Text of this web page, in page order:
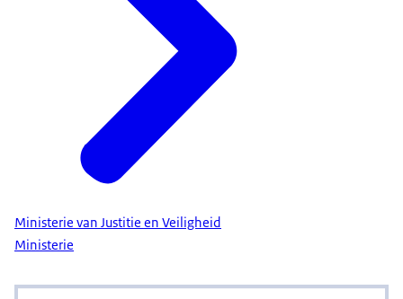
Ministerie van Justitie en Veiligheid
Ministerie